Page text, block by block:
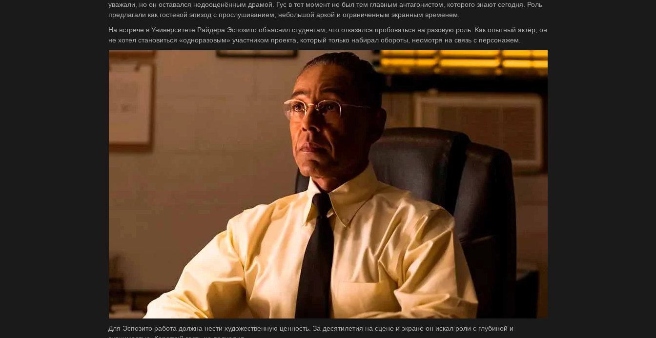
уважали, но он оставался недооценённым драмой. Гус в тот момент не был тем главным антагонистом, которого знают сегодня. Роль
предлагали как гостевой эпизод с прослушиванием, небольшой аркой и ограниченным экранным временем.
На встрече в Университете Райдера Эспозито объяснил студентам, что отказался пробоваться на разовую роль. Как опытный актёр, он
не хотел становиться «одноразовым» участником проекта, который только набирал обороты, несмотря на связь с персонажем.
Для Эспозито работа должна нести художественную ценность. За десятилетия на сцене и экране он искал роли с глубиной и